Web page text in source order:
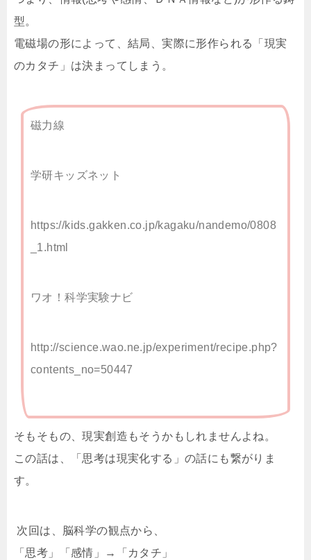
型。
電磁場の形によって、結局、実際に形作られる「現実
のカタチ」は決まってしまう。
磁力線
学研キッズネット
https://kids.gakken.co.jp/kagaku/nandemo/0808
_1.html
ワオ！科学実験ナビ
http://science.wao.ne.jp/experiment/recipe.php?
contents_no=50447
そもそもの、現実創造もそうかもしれませんよね。
この話は、「思考は現実化する」の話にも繋がりま
す。
次回は、脳科学の観点から、
「思考」「感情」→「カタチ」